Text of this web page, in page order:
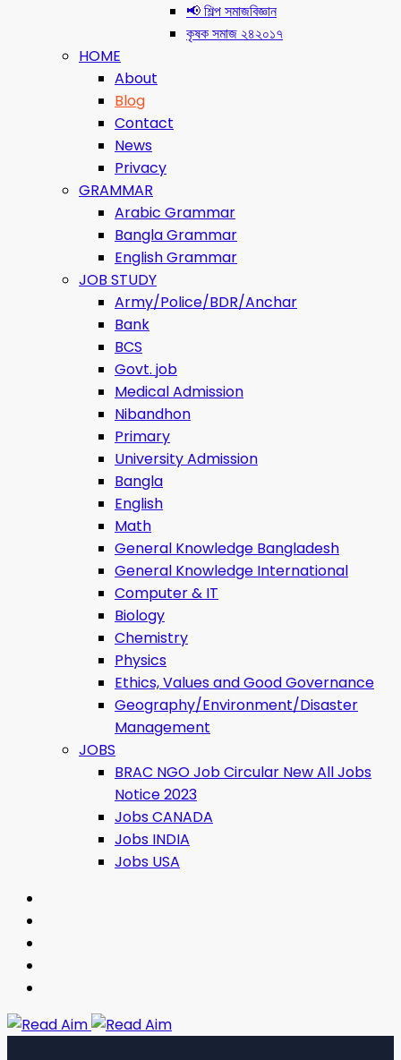
📢 শিল্প সমাজবিজ্ঞান
কৃষক সমাজ ২৪২০১৭
HOME
About
Blog
Contact
News
Privacy
GRAMMAR
Arabic Grammar
Bangla Grammar
English Grammar
JOB STUDY
Army/Police/BDR/Anchar
Bank
BCS
Govt. job
Medical Admission
Nibandhon
Primary
University Admission
Bangla
English
Math
General Knowledge Bangladesh
General Knowledge International
Computer & IT
Biology
Chemistry
Physics
Ethics, Values ​​and Good Governance
Geography/Environment/Disaster
Management
JOBS
BRAC NGO Job Circular New All Jobs
Notice 2023
Jobs CANADA
Jobs INDIA
Jobs USA
Read Aim